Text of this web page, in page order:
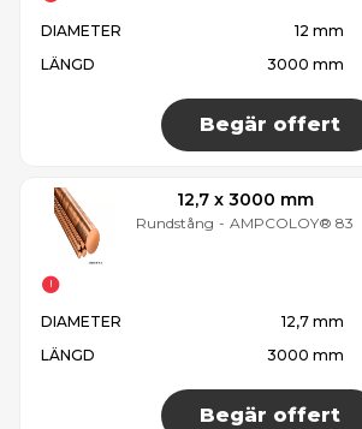
DIAMETER
12 mm
LÄNGD
3000 mm
Begär offert
12,7 x 3000 mm
Rundstång - AMPCOLOY® 83
DIAMETER
12,7 mm
LÄNGD
3000 mm
Begär offert